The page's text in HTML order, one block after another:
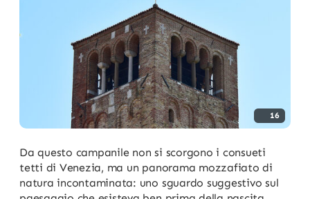
16
Da questo campanile non si scorgono i consueti
tetti di Venezia, ma un panorama mozzafiato di
natura incontaminata: uno sguardo suggestivo sul